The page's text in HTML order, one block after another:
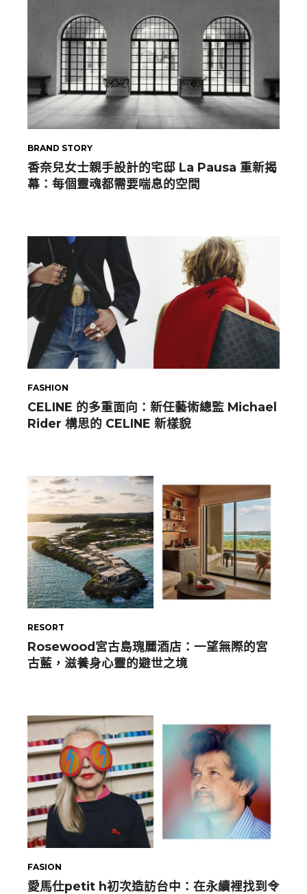
BRAND STORY
香奈兒女士親手設計的宅邸 La Pausa 重新揭
幕：每個靈魂都需要喘息的空間
FASHION
CELINE 的多重面向：新任藝術總監 Michael
Rider 構思的 CELINE 新樣貌
RESORT
Rosewood宮古島瑰麗酒店：一望無際的宮
古藍，滋養身心靈的避世之境
FASION
愛馬仕petit h初次造訪台中：在永續裡找到令